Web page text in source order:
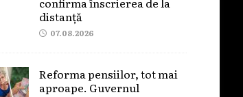
distanță
07.08.2026
Reforma pensiilor, tot mai
aproape. Guvernul